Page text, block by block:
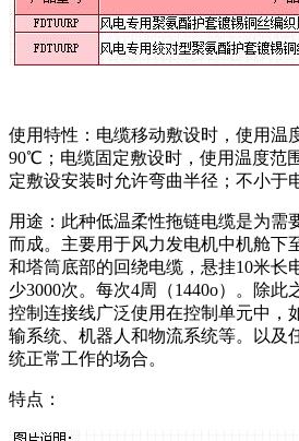
使用特性：电缆移动敷设时，使用温
90℃；电缆固定敷设时，使用温度范
定敷设安装时允许弯曲半径；不小于
用途：此种低温柔性拖链电缆是为需
而成。主要用于风力发电机中机舱下
和塔筒底部的回绕电缆，悬挂10米长
少3000次。每次4周（1440o）。除
控制连接线广泛使用在控制单元中，
输系统、机器人和物流系统等。以及
统正常工作的场合。
特点：